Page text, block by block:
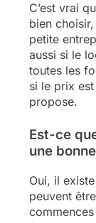
C’est vrai
bien
petite
aussi si le
toutes les
si le prix
propose.
Est-ce
une
Oui, il
peuvent